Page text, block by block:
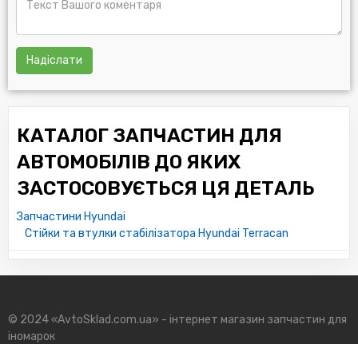
Надіслати
КАТАЛОГ ЗАПЧАСТИН ДЛЯ
АВТОМОБІЛІВ ДО ЯКИХ
ЗАСТОСОВУЄТЬСЯ ЦЯ ДЕТАЛЬ
Запчастини Hyundai
Стійки та втулки стабілізатора Hyundai Terracan
© 2024 «AvtoSklad.com.ua» - інтернет магазин запчастин для
іномарок